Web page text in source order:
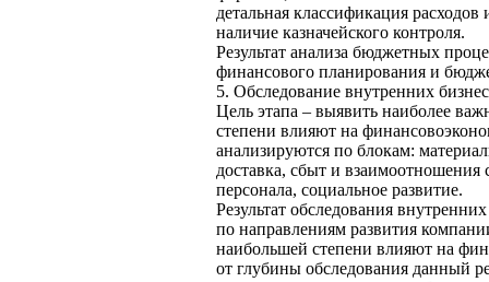
детальная классификация расходов
наличие казначейского контроля.
Результат анализа бюджетных
финансового планирования и
5. Обследование внутренних
Цель этапа – выявить наиболее
степени влияют на
анализируются по блокам:
доставка, сбыт и взаимоотношения
персонала, социальное развитие.
Результат обследования
по направлениям развития
наибольшей степени влияют на
от глубины обследования данный